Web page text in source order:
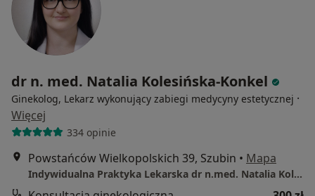
dr n. med. Natalia Kolesińska-Konkel
Ginekolog, Lekarz wykonujący zabiegi medycyny estetycznej ·
Więcej
334 opinie
Powstańców Wielkopolskich 39, Szubin • Mapa
Indywidualna Praktyka Lekarska dr n.med. Natalia Kolesińska - Konkel